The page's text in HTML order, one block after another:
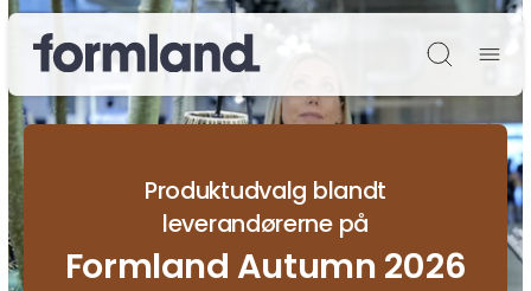
Søg
Produktudvalg blandt
leverandørerne på
Formland Autumn 2026